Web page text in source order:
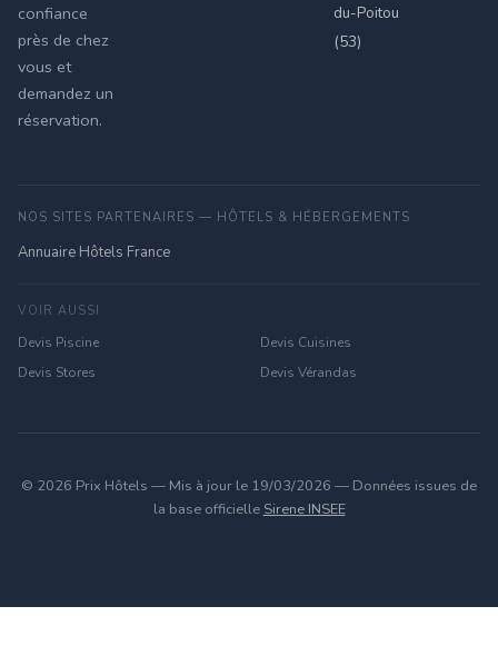
confiance
près de chez
vous et
demandez un
réservation.
du-Poitou
(53)
NOS SITES PARTENAIRES — HÔTELS & HÉBERGEMENTS
Annuaire Hôtels France
VOIR AUSSI
Devis Piscine
Devis Cuisines
Devis Stores
Devis Vérandas
© 2026 Prix Hôtels — Mis à jour le 19/03/2026 — Données issues de
la base officielle Sirene INSEE